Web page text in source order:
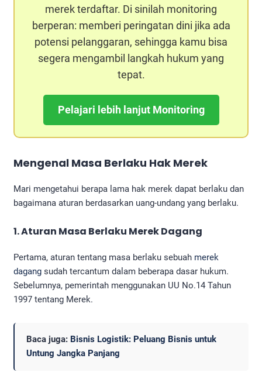
merek terdaftar. Di sinilah monitoring
berperan: memberi peringatan dini jika ada
potensi pelanggaran, sehingga kamu bisa
segera mengambil langkah hukum yang
tepat.
Pelajari lebih lanjut Monitoring
Mengenal Masa Berlaku Hak Merek
Mari mengetahui berapa lama hak merek dapat berlaku dan
bagaimana aturan berdasarkan uang-undang yang berlaku.
1.Aturan Masa Berlaku Merek Dagang
Pertama, aturan tentang masa berlaku sebuah merek
dagang sudah tercantum dalam beberapa dasar hukum.
Sebelumnya, pemerintah menggunakan UU No.14 Tahun
1997 tentang Merek.
Baca juga: Bisnis Logistik: Peluang Bisnis untuk
Untung Jangka Panjang